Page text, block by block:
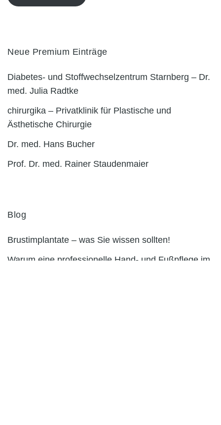
Neue Premium Einträge
Diabetes- und Stoffwechselzentrum Starnberg – Dr.
med. Julia Radtke
chirurgika – Privatklinik für Plastische und
Ästhetische Chirurgie
Dr. med. Hans Bucher
Prof. Dr. med. Rainer Staudenmaier
Blog
Brustimplantate – was Sie wissen sollten!
Warum eine professionelle Hand- und Fußpflege im